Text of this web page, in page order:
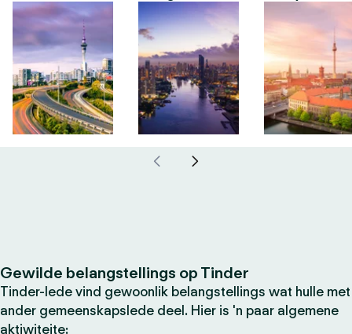
Gewilde belangstellings op Tinder
Tinder-lede vind gewoonlik belangstellings wat hulle met
ander gemeenskapslede deel. Hier is 'n paar algemene
aktiwiteite: